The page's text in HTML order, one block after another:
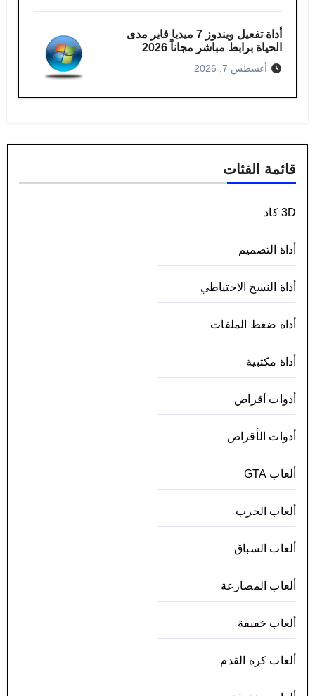
أداة تفعيل ويندوز 7 ميديا فاير مدى
الحياة برابط مباشر مجاناً 2026
أغسطس 7, 2026
قائمة الفئات
3D كاد
أداة التصميم
أداة النسخ الاحتياطي
أداة ضغط الملفات
أداة مكتبية
أدوات أقراص
أدوات الأقراص
ألعاب GTA
ألعاب الحرب
ألعاب السباق
ألعاب المصارعة
ألعاب خفيفة
ألعاب كرة القدم